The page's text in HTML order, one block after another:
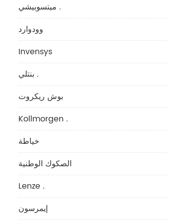
ميتسوبيشي .
وودوارد
Invensys
بنتلي .
بوش ريكروت
Kollmorgen .
خياطة
الصكوك الوطنية
Lenze .
إيمرسون